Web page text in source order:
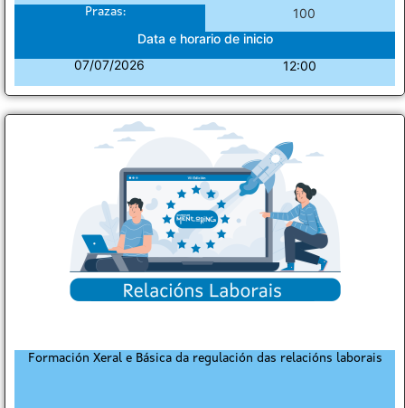
Prazas:
100
Data e horario de inicio
07/07/2026
12:00
Formación Xeral e Básica da regulación das relacións laborais